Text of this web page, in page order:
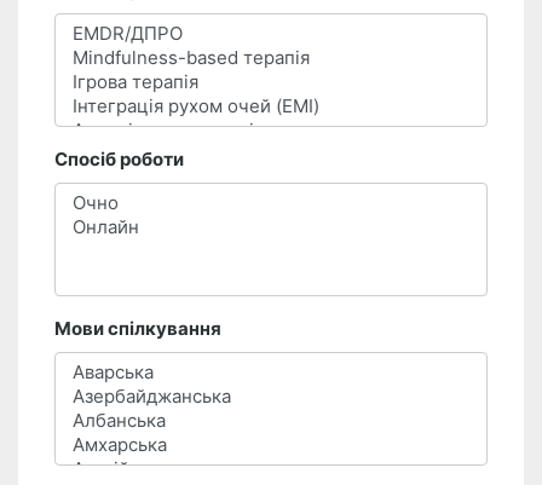
Спосіб роботи
Мови спілкування